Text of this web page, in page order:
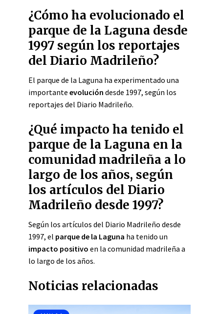
¿Cómo ha evolucionado el
parque de la Laguna desde
1997 según los reportajes
del Diario Madrileño?
El parque de la Laguna ha experimentado una
importante evolución desde 1997, según los
reportajes del Diario Madrileño.
¿Qué impacto ha tenido el
parque de la Laguna en la
comunidad madrileña a lo
largo de los años, según
los artículos del Diario
Madrileño desde 1997?
Según los artículos del Diario Madrileño desde
1997, el parque de la Laguna ha tenido un
impacto positivo en la comunidad madrileña a
lo largo de los años.
Noticias relacionadas